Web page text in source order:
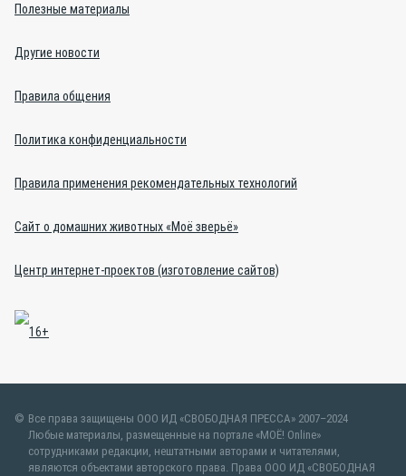
Полезные материалы
Другие новости
Правила общения
Политика конфиденциальности
Правила применения рекомендательных технологий
Сайт о домашних животных «Моё зверьё»
Центр интернет-проектов (изготовление сайтов)
Все права защищены ООО ИД «СВОБОДНАЯ ПРЕССА» 2007–2024
Любые материалы, размещенные на портале «МОЁ! Online»
сотрудниками редакции, нештатными авторами и читателями,
являются объектами авторского права. Права ООО ИД «СВОБОДНАЯ